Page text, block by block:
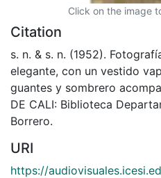
Click on the image
Citation
s. n. & s. n. (1952).
elegante, con un vestido
guantes y sombrero
DE CALI: Biblioteca
Borrero.
URI
https://